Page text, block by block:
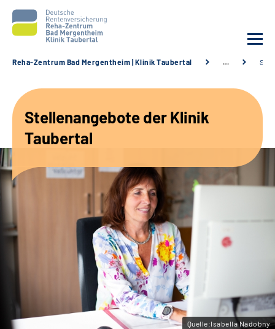
Unsere Angebote
Karriere
Sozialdienste & Zuweisende
Leichte Sprache
Gebärdensprache
Reha-Zentrum Bad Mergentheim | Klinik Taubertal …
Stellenangebote der Klinik
Taubertal
Quelle:Isabella Nadobny